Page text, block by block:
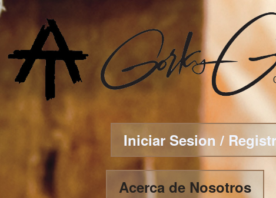
Iniciar Sesion /
Acerca de Nosotros